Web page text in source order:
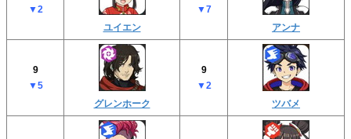
▼2
ユイエン
▼7
アンナ
9
▼5
グレンホーク
9
▼2
ツバメ